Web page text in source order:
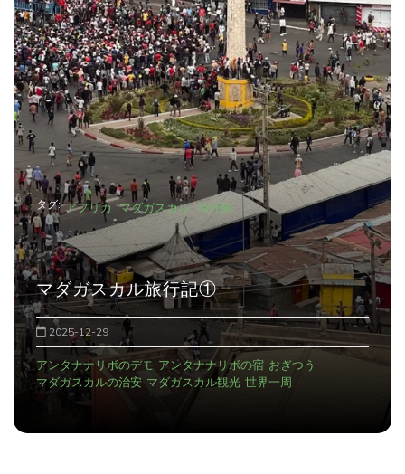
ー
シ
ョ
ン
タグ: アフリカ マダガスカル 海外旅
マダガスカル旅行記①
2025-12-29
アンタナナリボのデモ アンタナナリボの宿 おぎつう
マダガスカルの治安 マダガスカル観光 世界一周